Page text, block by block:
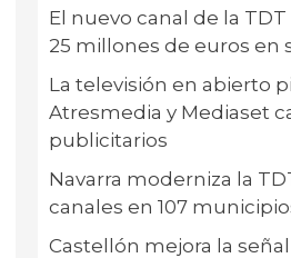
El nuevo canal de la
25 millones de euros en
La televisión en abierto
Atresmedia y Mediaset
publicitarios
Navarra moderniza la
canales en 107
Castellón mejora la